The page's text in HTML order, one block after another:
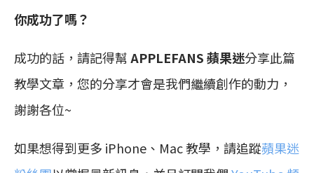
你成功了嗎？
成功的話，請記得幫APPLEFANS 蘋果迷分享此篇
教學文章，您的分享才會是我們繼續創作的動力，
謝謝各位~
如果想得到更多 iPhone、Mac 教學，請追蹤蘋果迷